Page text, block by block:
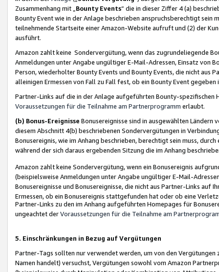
Zusammenhang mit „ Bounty Events“ die in dieser Ziffer 4 (a)
Bounty Event wie in der Anlage beschrieben anspruchsberechtigt sein
teilnehmende Startseite einer Amazon-Website aufruft und (2) der
ausführt.
Amazon zahlt keine Sondervergütung, wenn das zugrundeliegende
Anmeldungen unter Angabe ungültiger E-Mail-Adressen, Einsatz von
Person, wiederholter Bounty Events und Bounty Events, die nicht
alleinigen Ermessen von Fall zu Fall fest, ob ein Bounty Event
Partner-Links auf die in der Anlage aufgeführten Bounty-spezifischen
Voraussetzungen für die Teilnahme am Partnerprogramm erlaubt.
(b) Bonus-Ereignisse Bonusereignisse sind in ausgewählten Ländern
diesem Abschnitt 4(b) beschriebenen Sondervergütungen in
Bonusereignis, wie im Anhang beschrieben, berechtigt sein muss,
während der sich daraus ergebenden Sitzung die im Anhang
Amazon zahlt keine Sondervergütung, wenn ein Bonusereignis
(beispielsweise Anmeldungen unter Angabe ungültiger E-Mail-
Bonusereignisse und Bonusereignisse, die nicht aus Partner-Links auf
Ermessen, ob ein Bonusereignis stattgefunden hat oder ob eine
Partner-Links zu den im Anhang aufgeführten Homepages für
ungeachtet derVoraussetzungen für die Teilnahme am
5. Einschränkungen in Bezug auf Vergütungen
Partner-Tags sollten nur verwendet werden, um von den
Namen handelt) versuchst, Vergütungen sowohl vom Amazon